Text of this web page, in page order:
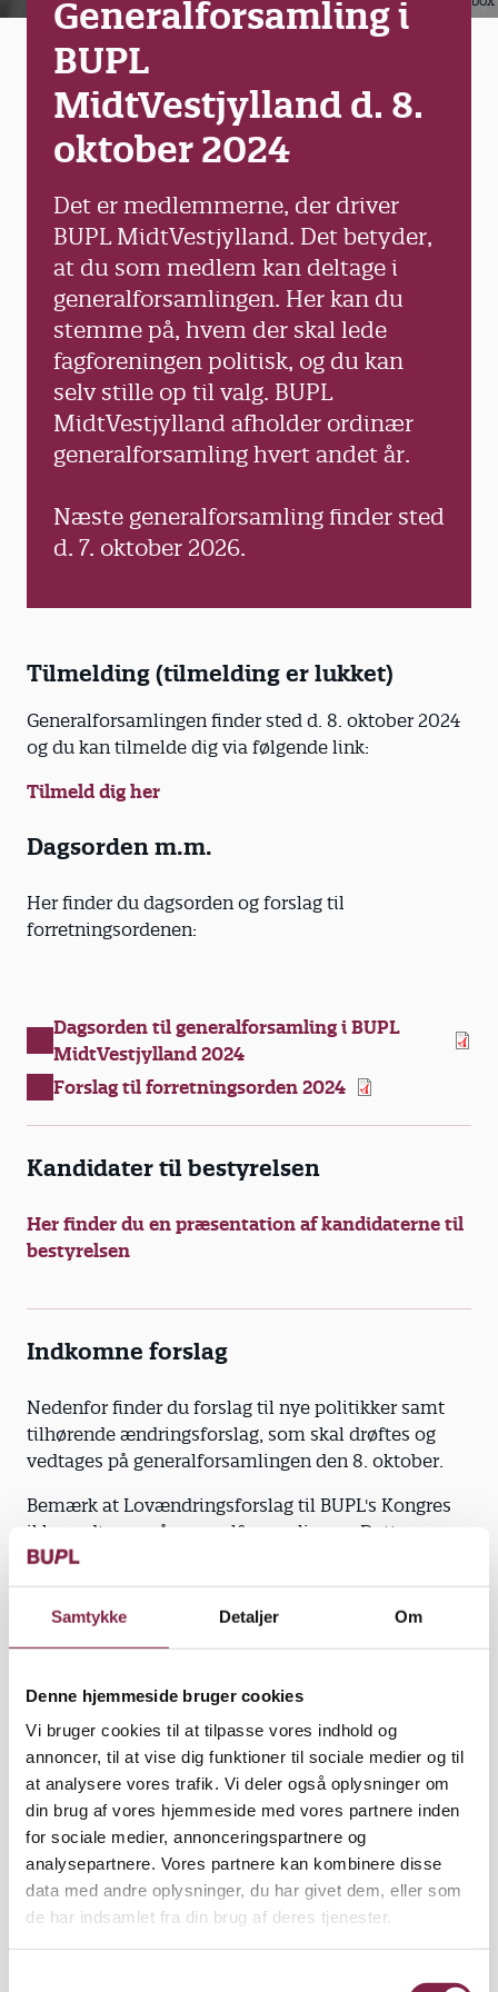
Samtykke Detaljer Om
Denne hjemmeside bruger cookies
Vi bruger cookies til at tilpasse vores indhold og
annoncer, til at vise dig funktioner til sociale medier og til
at analysere vores trafik. Vi deler også oplysninger om
din brug af vores hjemmeside med vores partnere inden
for sociale medier, annonceringspartnere og
analysepartnere. Vores partnere kan kombinere disse
data med andre oplysninger, du har givet dem, eller som
de har indsamlet fra din brug af deres tjenester.
Generalforsamling i
BUPL
MidtVestjylland d. 8.
oktober 2024
Det er medlemmerne, der driver
BUPL MidtVestjylland. Det betyder,
at du som medlem kan deltage i
generalforsamlingen. Her kan du
stemme på, hvem der skal lede
fagforeningen politisk, og du kan
selv stille op til valg. BUPL
MidtVestjylland afholder ordinær
generalforsamling hvert andet år.
Næste generalforsamling finder sted
d. 7. oktober 2026.
Tilmelding (tilmelding er lukket)
Generalforsamlingen finder sted d. 8. oktober 2024
og du kan tilmelde dig via følgende link:
Tilmeld dig her
Dagsorden m.m.
Her finder du dagsorden og forslag til
forretningsordenen:
Dagsorden til generalforsamling i BUPL
MidtVestjylland 2024
Forslag til forretningsorden 2024
Kandidater til bestyrelsen
Her finder du en præsentation af kandidaterne til
bestyrelsen
Indkomne forslag
Nedenfor finder du forslag til nye politikker samt
tilhørende ændringsforslag, som skal drøftes og
vedtages på generalforsamlingen den 8. oktober.
Bemærk at Lovændringsforslag til BUPL's Kongres
ikke vedtages på generalforsamlingen. Dette gøres
på selve kongressen, der er forbeholdt de
kongresdelegerede. På generalforsamlingen vil
formand Ivan Holck Jensen derimod fremhæve de
Faglighed og trivsel 2025-2026
Kongresforslag
Kongresforslag Økonomiske målsætninger
og fokusområder 2025-2026
Kongresforslag Til kamp for pædagogikken
Kongresforslag Styrkelse af det